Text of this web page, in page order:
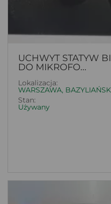
UCHWYT STATYW
DO MIKROFO...
Lokalizacja:
WARSZAWA,
Stan:
Używany